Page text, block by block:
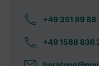
+49 351 89 88
+49 1588 836